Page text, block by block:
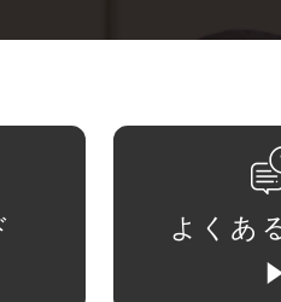
よくあ